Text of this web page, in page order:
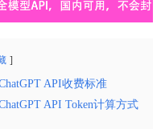
API收费标准
API Token计算方式